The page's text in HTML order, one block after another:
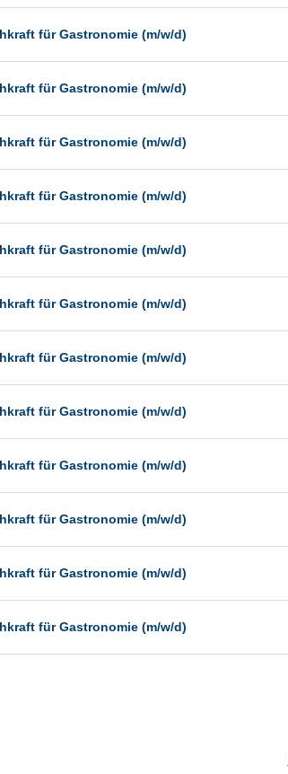
für Gastronomie (m/w/d)
für Gastronomie (m/w/d)
für Gastronomie (m/w/d)
für Gastronomie (m/w/d)
für Gastronomie (m/w/d)
für Gastronomie (m/w/d)
für Gastronomie (m/w/d)
für Gastronomie (m/w/d)
für Gastronomie (m/w/d)
für Gastronomie (m/w/d)
für Gastronomie (m/w/d)
für Gastronomie (m/w/d)